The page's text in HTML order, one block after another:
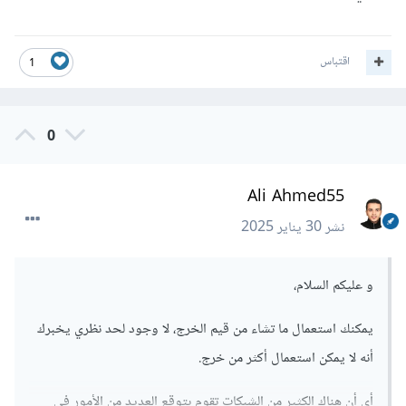
1 اقتباس
0
Ali Ahmed55
نشر30 يناير 2025
و عليكم السلام،
يمكنك استعمال ما تشاء من قيم الخرج، لا وجود لحد نظري يخبرك
أنه لا يمكن استعمال أكثر من خرج.